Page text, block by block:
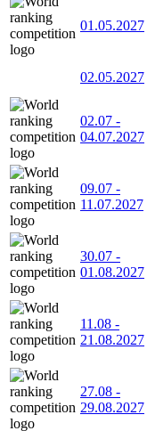
01.05.2027
02.05.2027
02.07 -
04.07.2027
09.07 -
11.07.2027
30.07 -
01.08.2027
11.08 -
21.08.2027
27.08 -
29.08.2027